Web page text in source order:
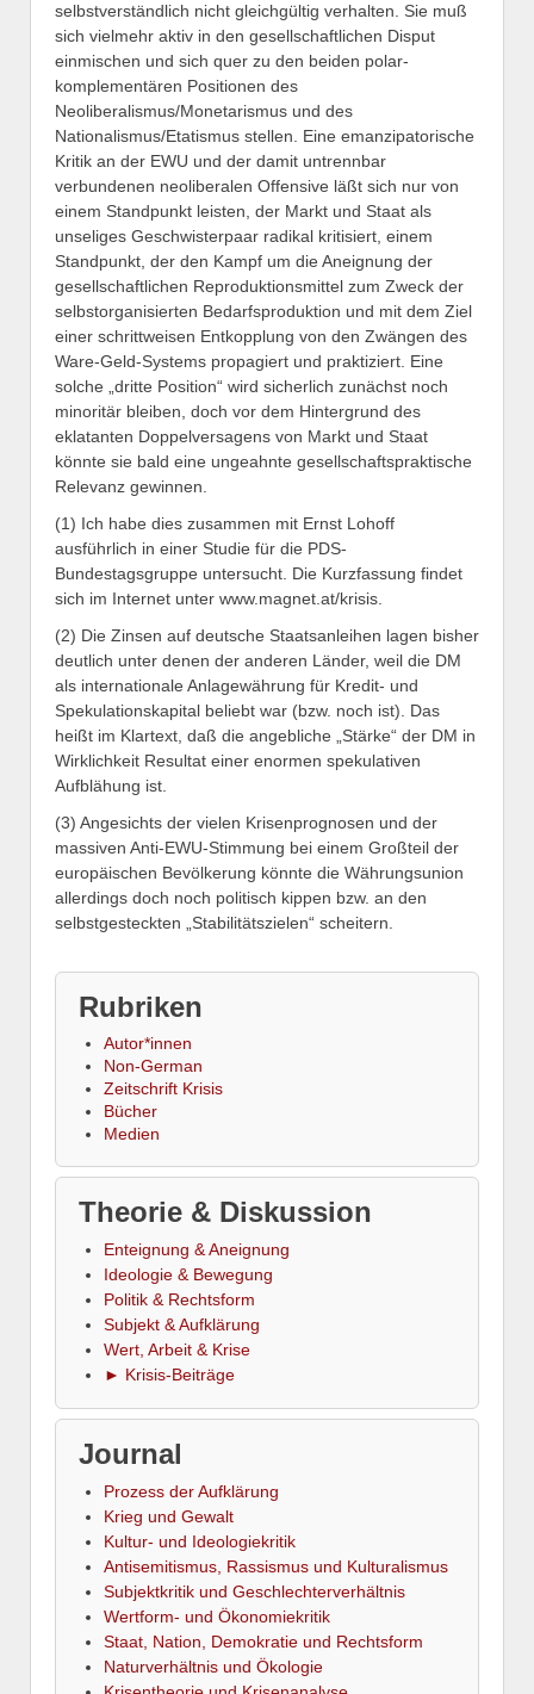
selbstverständlich nicht gleichgültig verhalten. Sie muß
sich vielmehr aktiv in den gesellschaftlichen Disput
einmischen und sich quer zu den beiden polar-
komplementären Positionen des
Neoliberalismus/Monetarismus und des
Nationalismus/Etatismus stellen. Eine emanzipatorische
Kritik an der EWU und der damit untrennbar
verbundenen neoliberalen Offensive läßt sich nur von
einem Standpunkt leisten, der Markt und Staat als
unseliges Geschwisterpaar radikal kritisiert, einem
Standpunkt, der den Kampf um die Aneignung der
gesellschaftlichen Reproduktionsmittel zum Zweck der
selbstorganisierten Bedarfsproduktion und mit dem Ziel
einer schrittweisen Entkopplung von den Zwängen des
Ware-Geld-Systems propagiert und praktiziert. Eine
solche „dritte Position“ wird sicherlich zunächst noch
minoritär bleiben, doch vor dem Hintergrund des
eklatanten Doppelversagens von Markt und Staat
könnte sie bald eine ungeahnte gesellschaftspraktische
Relevanz gewinnen.
(1) Ich habe dies zusammen mit Ernst Lohoff
ausführlich in einer Studie für die PDS-
Bundestagsgruppe untersucht. Die Kurzfassung findet
sich im Internet unter www.magnet.at/krisis.
(2) Die Zinsen auf deutsche Staatsanleihen lagen bisher
deutlich unter denen der anderen Länder, weil die DM
als internationale Anlagewährung für Kredit- und
Spekulationskapital beliebt war (bzw. noch ist). Das
heißt im Klartext, daß die angebliche „Stärke“ der DM in
Wirklichkeit Resultat einer enormen spekulativen
Aufblähung ist.
(3) Angesichts der vielen Krisenprognosen und der
massiven Anti-EWU-Stimmung bei einem Großteil der
europäischen Bevölkerung könnte die Währungsunion
allerdings doch noch politisch kippen bzw. an den
selbstgesteckten „Stabilitätszielen“ scheitern.
Rubriken
Autor*innen
Non-German
Zeitschrift Krisis
Bücher
Medien
Theorie & Diskussion
Enteignung & Aneignung
Ideologie & Bewegung
Politik & Rechtsform
Subjekt & Aufklärung
Wert, Arbeit & Krise
► Krisis-Beiträge
Journal
Prozess der Aufklärung
Krieg und Gewalt
Kultur- und Ideologiekritik
Antisemitismus, Rassismus und Kulturalismus
Subjektkritik und Geschlechterverhältnis
Wertform- und Ökonomiekritik
Staat, Nation, Demokratie und Rechtsform
Naturverhältnis und Ökologie